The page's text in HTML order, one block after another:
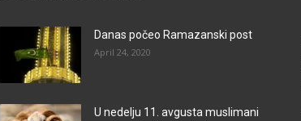
Danas počeo Ramazanski post
April 24, 2020
U nedelju 11. avgusta muslimani